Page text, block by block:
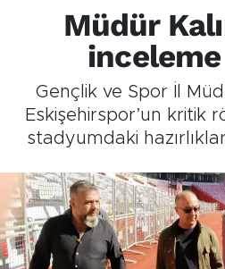
Müdür
inceleme
Gençlik ve Spor İl
Eskişehirspor’un kritik
stadyumdaki